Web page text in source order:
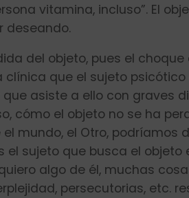
vitamina, incluso”. El
deseando.
del objeto, pues el choque
que el sujeto
asiste a ello con graves
cómo el objeto no se ha
mundo, el Otro, podríamos
sujeto que busca el objeto
algo de él, muchas
persecutorias, etc.